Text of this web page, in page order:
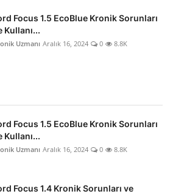
Focus 1.5 EcoBlue Kronik Sorunları
Kullanı...
Uzmanı Aralık 16, 2024 0 8.8K
Focus 1.5 EcoBlue Kronik Sorunları
Kullanı...
Uzmanı Aralık 16, 2024 0 8.8K
Focus 1.4 Kronik Sorunları ve